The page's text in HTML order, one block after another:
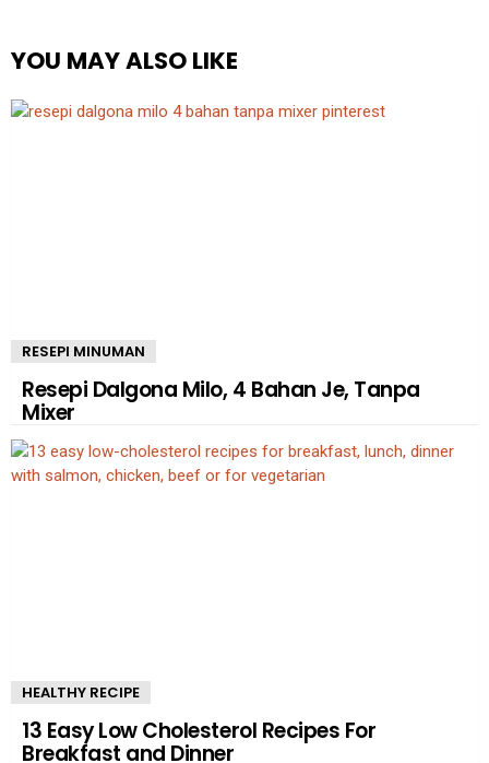
YOU MAY ALSO LIKE
RESEPI MINUMAN
Resepi Dalgona Milo, 4 Bahan Je, Tanpa
Mixer
HEALTHY RECIPE
13 Easy Low Cholesterol Recipes For
Breakfast and Dinner